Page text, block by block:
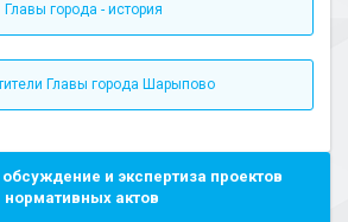
Главы города - история
Главы города Шарыпово
и экспертиза проектов
нормативных актов